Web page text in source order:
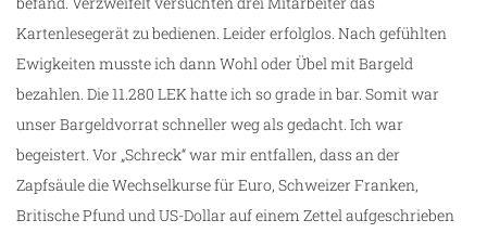
Kartenlesegerät zu bedienen. Leider erfolglos. Nach gefühlten
Ewigkeiten musste ich dann Wohl oder Übel mit Bargeld
bezahlen. Die 11.280 LEK hatte ich so grade in bar. Somit war
unser Bargeldvorrat schneller weg als gedacht. Ich war
begeistert. Vor „Schreck“ war mir entfallen, dass an der
Zapfsäule die Wechselkurse für Euro, Schweizer Franken,
Britische Pfund und US-Dollar auf einem Zettel aufgeschrieben